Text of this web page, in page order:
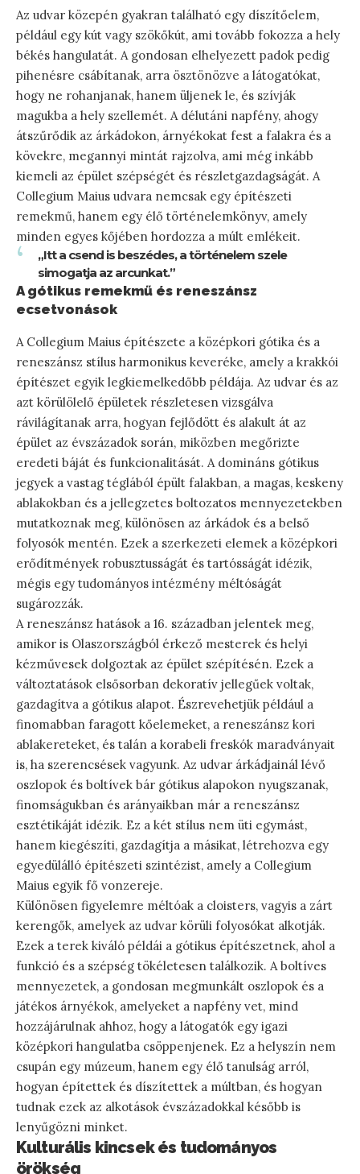
Az udvar közepén gyakran található egy díszítőelem,
például egy kút vagy szökőkút, ami tovább fokozza a hely
békés hangulatát. A gondosan elhelyezett padok pedig
pihenésre csábítanak, arra ösztönözve a látogatókat,
hogy ne rohanjanak, hanem üljenek le, és szívják
magukba a hely szellemét. A délutáni napfény, ahogy
átszűrődik az árkádokon, árnyékokat fest a falakra és a
kövekre, megannyi mintát rajzolva, ami még inkább
kiemeli az épület szépségét és részletgazdagságát. A
Collegium Maius udvara nemcsak egy építészeti
remekmű, hanem egy élő történelemkönyv, amely
minden egyes kőjében hordozza a múlt emlékeit.
„Itt a csend is beszédes, a történelem szele
simogatja az arcunkat.”
A gótikus remekmű és reneszánsz
ecsetvonások
A Collegium Maius építészete a középkori gótika és a
reneszánsz stílus harmonikus keveréke, amely a krakkói
építészet egyik legkiemelkedőbb példája. Az udvar és az
azt körülölelő épületek részletesen vizsgálva
rávilágítanak arra, hogyan fejlődött és alakult át az
épület az évszázadok során, miközben megőrizte
eredeti báját és funkcionalitását. A domináns gótikus
jegyek a vastag téglából épült falakban, a magas, keskeny
ablakokban és a jellegzetes boltozatos mennyezetekben
mutatkoznak meg, különösen az árkádok és a belső
folyosók mentén. Ezek a szerkezeti elemek a középkori
erődítmények robusztusságát és tartósságát idézik,
mégis egy tudományos intézmény méltóságát
sugározzák.
A reneszánsz hatások a 16. században jelentek meg,
amikor is Olaszországból érkező mesterek és helyi
kézművesek dolgoztak az épület szépítésén. Ezek a
változtatások elsősorban dekoratív jellegűek voltak,
gazdagítva a gótikus alapot. Észrevehetjük például a
finomabban faragott kőelemeket, a reneszánsz kori
ablakereteket, és talán a korabeli freskók maradványait
is, ha szerencsések vagyunk. Az udvar árkádjainál lévő
oszlopok és boltívek bár gótikus alapokon nyugszanak,
finomságukban és arányaikban már a reneszánsz
esztétikáját idézik. Ez a két stílus nem üti egymást,
hanem kiegészíti, gazdagítja a másikat, létrehozva egy
egyedülálló építészeti szintézist, amely a Collegium
Maius egyik fő vonzereje.
Különösen figyelemre méltóak a cloisters, vagyis a zárt
kerengők, amelyek az udvar körüli folyosókat alkotják.
Ezek a terek kiváló példái a gótikus építészetnek, ahol a
funkció és a szépség tökéletesen találkozik. A boltíves
mennyezetek, a gondosan megmunkált oszlopok és a
játékos árnyékok, amelyeket a napfény vet, mind
hozzájárulnak ahhoz, hogy a látogatók egy igazi
középkori hangulatba csöppenjenek. Ez a helyszín nem
csupán egy múzeum, hanem egy élő tanulság arról,
hogyan építettek és díszítettek a múltban, és hogyan
tudnak ezek az alkotások évszázadokkal később is
lenyűgözni minket.
Kulturális kincsek és tudományos
örökség